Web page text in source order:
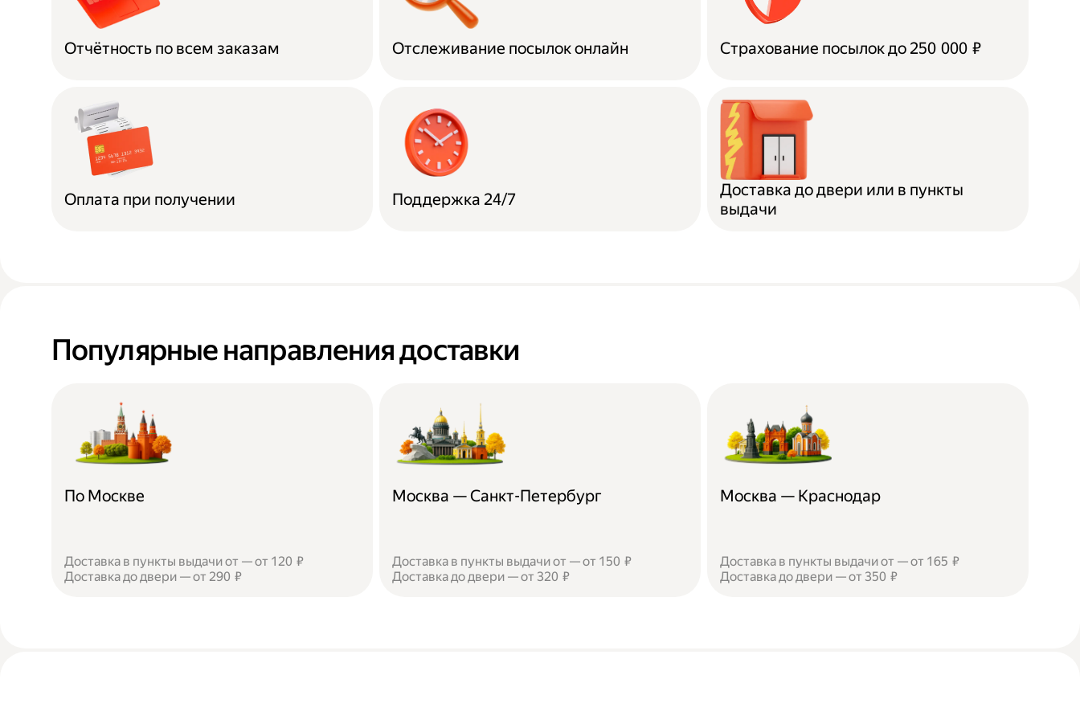
Отчётность по всем заказам Отслеживание посылок онлайн Страхование посылок до 250 000 ₽
Оплата при получении Поддержка 24/7
Доставка до двери или в пункты
выдачи
Популярные направления доставки
По Москве
Доставка в пункты выдачи от — от 120 ₽
Доставка до двери — от 290 ₽
Москва — Санкт-Петербург
Доставка в пункты выдачи от — от 150 ₽
Доставка до двери — от 320 ₽
Москва — Краснодар
Доставка в пункты выдачи от — от 165 ₽
Доставка до двери — от 350 ₽